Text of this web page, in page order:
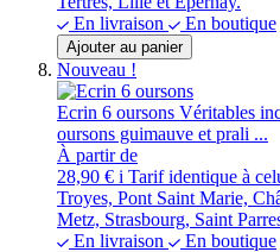
En livraison
En boutique
Ajouter au panier
Nouveau !
Ecrin 6 oursons Véritables
oursons guimauve et prali ...
À partir de
28,90 € i Tarif identique à
Troyes, Pont Saint Marie,
Metz, Strasbourg, Saint
En livraison
En boutique